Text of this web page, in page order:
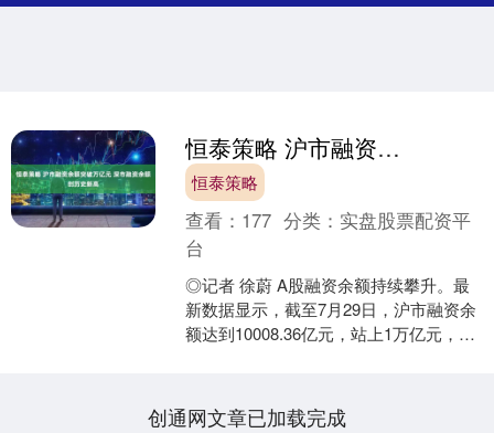
恒泰策略 沪市融资余额突破万亿元 深市融资余额创历史新高
恒泰策略
查看： 177 分类： 实盘股票配资平
台
◎记者 徐蔚 A股融资余额持续攀升。最
新数据显示，截至7月29日，沪市融资余
额达到10008.36亿元，站上1万亿元，创
创通网文章已加载完成